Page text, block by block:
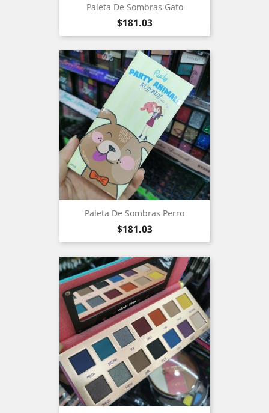
Paleta De Sombras Gato
Precio
$181.03
Paleta De Sombras Perro
Precio
$181.03